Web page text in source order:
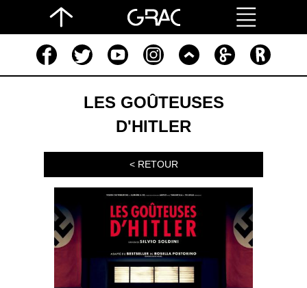
LES GOÛTEUSES
D'HITLER
< RETOUR